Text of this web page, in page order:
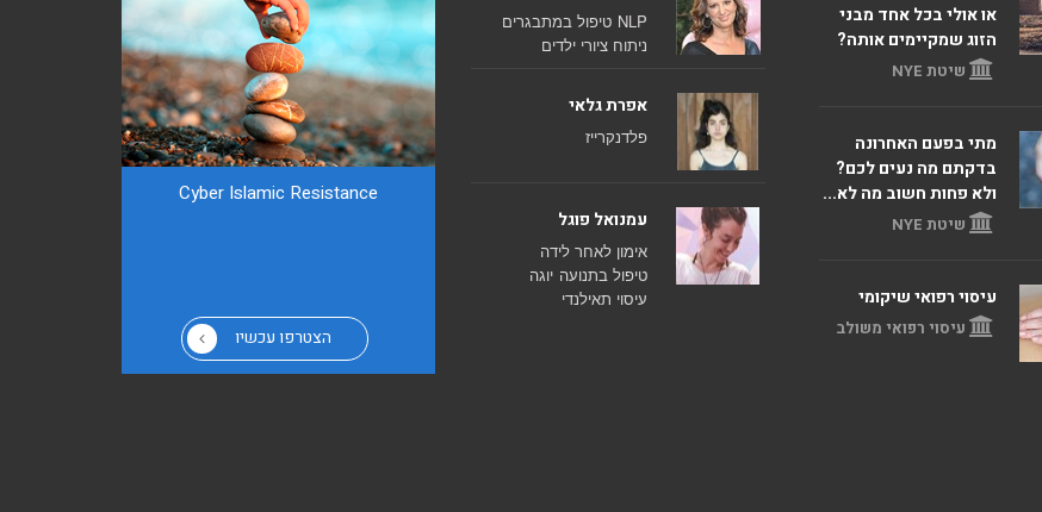
או אולי בכל אחד מבני
הזוג שמקיימים אותה?
שיטת NYE
מתי בפעם האחרונה
בדקתם מה נעים לכם?
ולא פחות חשוב מה לא...
שיטת NYE
עיסוי רפואי שיקומי
עיסוי רפואי משולב
NLP טיפול במתבגרים
ניתוח ציורי ילדים
אפרת גלאי
פלדנקרייז
עמנואל פוגל
אימון לאחר לידה
טיפול בתנועה יוגה
עיסוי תאילנדי
Cyber ​​Islamic Resistance
הצטרפו עכשיו